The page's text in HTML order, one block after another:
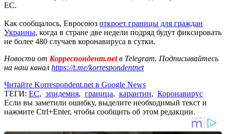
ЕС.
Как сообщалось, Евросоюз откроет границы для граждан
Украины, когда в стране две недели подряд будут фиксировать
не более 480 случаев коронавируса в сутки.
Новости от Корреспондент.netв Telegram. Подписывайтесь
на наш канал https://t.me/korrespondentnet
Читайте Korrespondent.net в Google News
ТЕГИ: ЕС, эпидемия, граница, карантин, Коронавирус
Если вы заметили ошибку, выделите необходимый текст и
нажмите Ctrl+Enter, чтобы сообщить об этом редакции.